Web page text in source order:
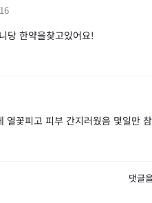
당 한약을찾고있어요!
꽃피고 피부 간지러웠음 몇일만
댓글